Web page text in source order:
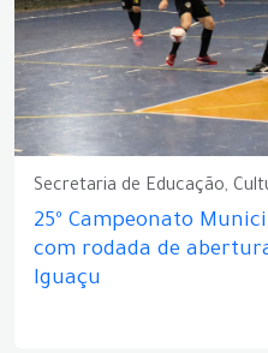
Secretaria de Educação,
25º Campeonato
com rodada de
Iguaçu